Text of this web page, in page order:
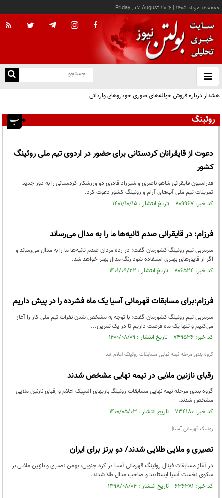
جمعه ۱۶ مرداد ۱۴۰۵ |
Friday , 07 August 2026
باز
و
هشدار درباره فروش حواله‌های صوری خودروهای وارداتی
روئینگ
دعوت از قایقرانان کردستانی برای حضور در اردوی تیم ملی روئینگ
کشور
فدراسیون قایقرانی شاهو ناصری و شیرزاد قادری دو ورزشکار کردستانی را به دور جدید
تمرینات تیم ملی آب‌های آرام و روئینگ کشور دعوت کرد.
کد خبر: ۸۰۹۹۶۷ تاریخ انتشار : ۱۴۰۱/۱۰/۱۵
فرزام: در قایقرانی صدم ثانیه‌ها ما را به مدال می‌رساند
سرمربی تیم روئینگ کشورمان گفت: در رده مردان صدم ثانیه‌ها ما را به مدال می‌رساند و
اگر از قایق‌های بهتری استفاده شود رنگ مدال بهتر خواهد شد.
کد خبر: ۸۰۶۵۲۴ تاریخ انتشار : ۱۴۰۱/۰۹/۲۲
فرزام:برای مسابقات قهرمانی آسیا یک ماه فشرده را در پیش داریم
سرمربی تیم روئینگ کشورمان گفت: با توجه به مشخص شدن نفرات تیم ملی کار را آغاز
می‌کنیم و تنها یک ماه فرصت داریم تا در یک تمرین...
کد خبر: ۷۴۹۵۳۶ تاریخ انتشار : ۱۴۰۰/۰۸/۰۹
گروه بندی مرحله نیمه نهایی مسابقات روئینگ اعلام شد
رقبای نازنین ملایی در نیمه نهایی مشخص شدند
گروه بندی مرحله نیمه نهایی مسابقات روئینگ بازیهای المپیک اعلام و رقبای نازنین ملایی
مشخص شدند.
کد خبر: ۷۳۴۱۸۰ تاریخ انتشار : ۱۴۰۰/۰۵/۰۳
روئینگ قهرمانی آسیا|
نصیری و ملایی طلایی شدند/ دو برنز برای ایران
در آغاز مسابقات فینال روئینگ قهرمانی آسیا در کره جنوبی، بهمن نصیری و نازنین ملایی بر
سکوی نخست آسیا ایستادند و صاحب مدال طلا شدند.
کد خبر: ۶۳۶۳۸۱ تاریخ انتشار : ۱۳۹۸/۰۸/۰۴